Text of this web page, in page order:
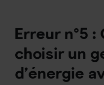
Erreur n°5
choisir un
d’énergie